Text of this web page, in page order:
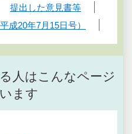
提出した意見書等
20年7月15日号）
人はこんなページ
ます